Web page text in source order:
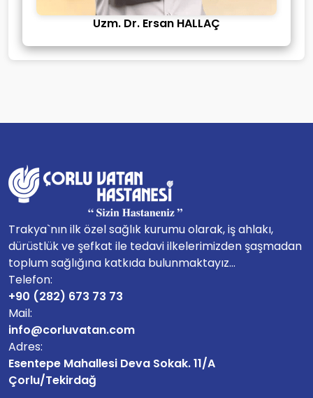
Uzm. Dr. Ersan HALLAÇ
Trakya`nın ilk özel sağlık kurumu olarak, iş ahlakı,
dürüstlük ve şefkat ile tedavi ilkelerimizden şaşmadan
toplum sağlığına katkıda bulunmaktayız...
Telefon:
+90 (282) 673 73 73
Mail:
info@corluvatan.com
Adres:
Esentepe Mahallesi Deva Sokak. 11/A
Çorlu/Tekirdağ